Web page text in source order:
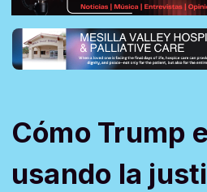
Cómo Trump
usando la